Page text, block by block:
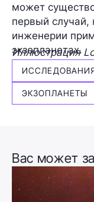
может
первый случай,
инженерии
экзопланетах.
Иллюстрация
ЭКЗОПЛАНЕТЫ
Вас может